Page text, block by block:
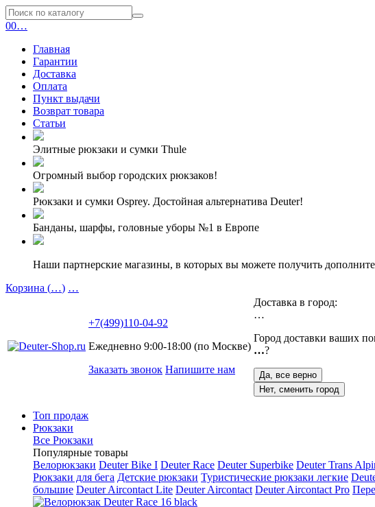
00…
Главная
Гарантии
Доставка
Оплата
Пункт выдачи
Возврат товара
Статьи
Элитные рюкзаки и сумки Thule
Огромный выбор городских рюкзаков!
Рюкзаки и сумки Osprey. Достойная альтернатива Deuter!
Банданы, шарфы, головные уборы №1 в Европе
Наши партнерские магазины, в которых вы можете получить
Корзина (…) …
+7(499)110-04-92
Ежедневно 9:00-18:00 (по Москве)
Заказать звонок Напишите нам
Доставка в город:
…
Город доставки ваших
…?
Да, все верно
Нет, сменить город
Топ продаж
Рюкзаки
Все Рюкзаки
Популярные товары
Велорюкзаки Deuter Bike I Deuter Race Deuter Superbike Deuter Trans
Рюкзаки для бега Детские рюкзаки Туристические рюкзаки легкие
большие Deuter Aircontact Lite Deuter Aircontact Deuter Aircontact Pro